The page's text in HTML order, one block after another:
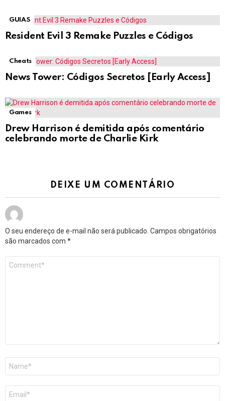
GUIAS
Resident Evil 3 Remake Puzzles e Códigos
Cheats
News Tower: Códigos Secretos [Early Access]
Games
Drew Harrison é demitida após comentário
celebrando morte de Charlie Kirk
DEIXE UM COMENTÁRIO
O seu endereço de e-mail não será publicado. Campos obrigatórios
são marcados com *
mail